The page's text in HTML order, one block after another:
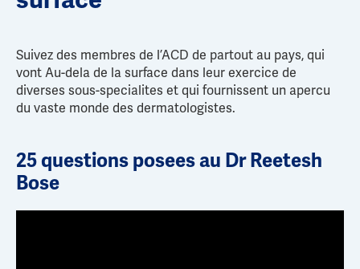
Suivez des membres de l’ACD de partout au pays, qui
vont Au-dela de la surface dans leur exercice de
diverses sous-specialites et qui fournissent un apercu
du vaste monde des dermatologistes.
25 questions posees au Dr Reetesh
Bose